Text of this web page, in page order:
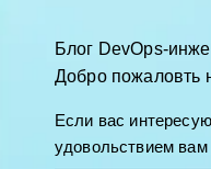
Блог DevOps-
Добро пожаловть
Если вас
удовольствием вам